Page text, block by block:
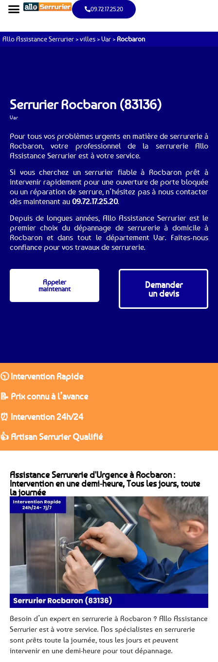
09.72.17.25.20
Allo Assistance Serrurier >villes >Var >Rocbaron
Serrurier Rocbaron (83136)
Var
Pour tous vos problèmes urgents en matière de serrurerie à
Rocbaron, votre professionnel de la serrurerie Allo
Assistance Serrurier est à votre service.
Si vous cherchez un serrurier fiable à Rocbaron prêt à
intervenir rapidement pour une ouverture de porte bloquée
ou un réparation de serrure, n’hésitez pas à nous contacter
dès maintenant au 09.72.17.25.20.
Depuis de longues années, Allo Assistance Serrurier est le
premier choix du dépannage de serrurerie à domicile à
Rocbaron et dans tout le département Var. Faites-nous
confiance pour vos travaux de serrurerie.
Appeler
maintenant
Demander
un devis
🕥 Intervention Rapide
📝 Prix connu à l’avance
⏰ Intervention 24h/24
👍 Artisan Serrurier Qualifié
Assistance Serrurerie d'Urgence à Rocbaron :
Intervention en une demi-heure, Tous les jours, toute
la journée
Besoin d’un expert en serrurerie à Rocbaron ? Allo Assistance
Serrurier est à votre service. Nos spécialistes en serrurerie
sont prêts toute la journée, tous les jours et peuvent
intervenir en une demi-heure pour tout dépannage.